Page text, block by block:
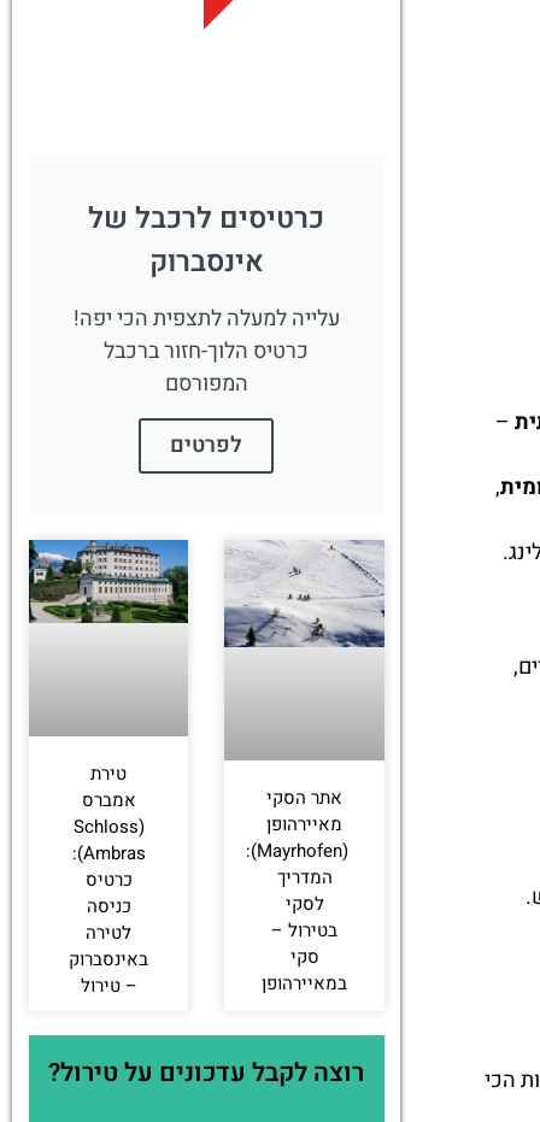
–
,
הכי
לחצו
כרטיסים לרכבל של
אינסברוק
עלייה למעלה לתצפית הכי יפה!
כרטיס הלוך-חזור ברכבל
המפורסם
לפרטים
אתר הסקי
מאיירהופן
(Mayrhofen):
המדריך
לסקי
בטירול –
סקי
במאיירהופן
טירת
אמברס
(Schloss
Ambras):
כרטיס
כניסה
לטירה
באינסברוק
– טירול
רוצה לקבל עדכונים על טירול?